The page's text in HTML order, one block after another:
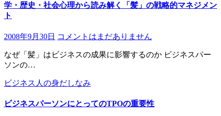
学・歴史・社会心理から読み解く「髪」の戦略的マネジメン
ト
2008年9月30日 コメントはまだありません
なぜ「髪」はビジネスの成果に影響するのか ビジネスパー
ソンの…
ビジネス人の身だしなみ
ビジネスパーソンにとってのTPOの重要性